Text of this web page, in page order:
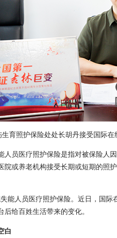
育照护保险处处长胡丹接受国际
员医疗照护保险是指对被保险人
院或养老机构接受长期或短期的照
人员医疗照护保险。近日，国际
给百姓生活带来的变化。
白